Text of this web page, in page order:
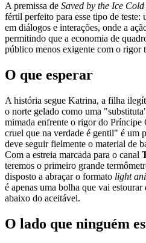
A premissa de Saved by the Ice
fértil perfeito para esse tipo de teste:
em diálogos e interações, onde a
permitindo que a economia de
público menos exigente com o rigor
O que esperar
A história segue Katrina, a filha
o norte gelado como uma
mimada enfrente o rigor do
cruel que na verdade é gentil" é um
deve seguir fielmente o material de
Com a estreia marcada para o canal
teremos o primeiro grande
disposto a abraçar o formato light
é apenas uma bolha que vai
abaixo do aceitável.
O lado que ninguém